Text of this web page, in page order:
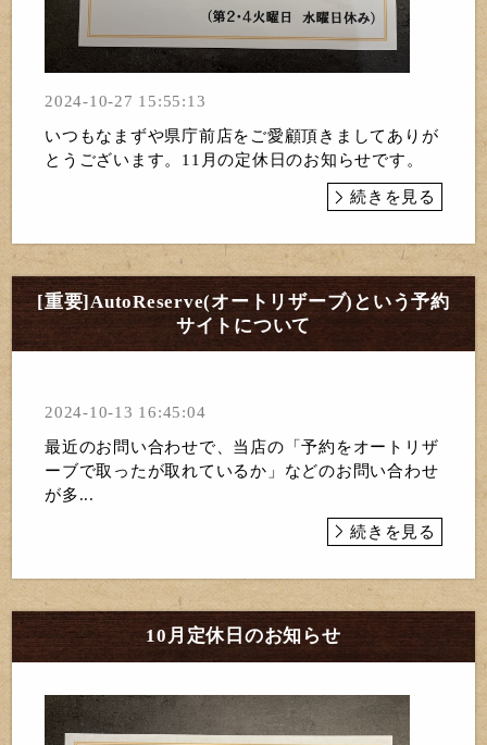
2024-10-27 15:55:13
いつもなまずや県庁前店をご愛顧頂きましてありが
とうございます。11月の定休日のお知らせです。
続きを見る
[重要]AutoReserve(オートリザーブ)という予約
サイトについて
2024-10-13 16:45:04
最近のお問い合わせで、当店の「予約をオートリザ
ーブで取ったが取れているか」などのお問い合わせ
が多...
続きを見る
10月定休日のお知らせ